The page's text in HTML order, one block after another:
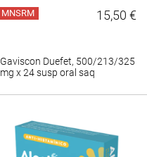
MNSRM 15,50 €
Gaviscon Duefet, 500/213/325
mg x 24 susp oral saq